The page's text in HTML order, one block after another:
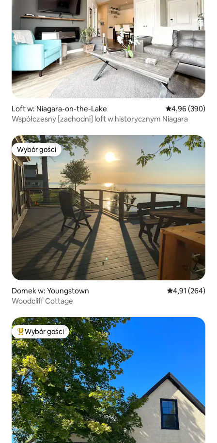
Loft w: Niagara-on-the-Lake Średnia
4,96 (390)
Współczesny [zachodni] loft w historycznym Niagara
Wybór gości
Wybór gości
Domek w: Youngstown Średnia
4,91 (264)
Woodcliff Cottage
Najpopularniejsze z kategorii Wybór gości
Wybór gości